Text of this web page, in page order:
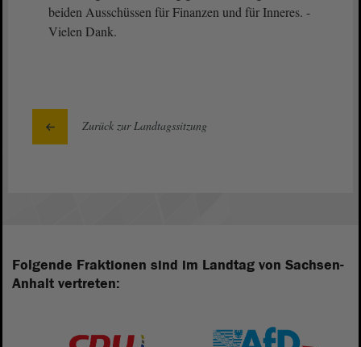
beiden Ausschüssen für Finanzen und für Inneres. -
Vielen Dank.
Zurück zur Landtagssitzung
Folgende Fraktionen sind im Landtag von Sachsen-
Anhalt vertreten: